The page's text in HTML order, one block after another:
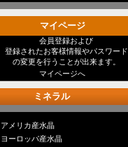
マイページ
会員登録および
登録されたお客様情報やパスワード
の変更を行うことが出来ます。
マイページへ
ミネラル
アメリカ産水晶
ヨーロッパ産水晶